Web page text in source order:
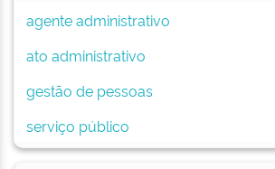
agente administrativo
ato administrativo
gestão de pessoas
serviço público